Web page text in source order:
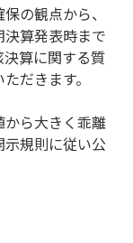
の観点から、
算発表時まで
算に関する質
だきます。
ら大きく乖離
規則に従い公